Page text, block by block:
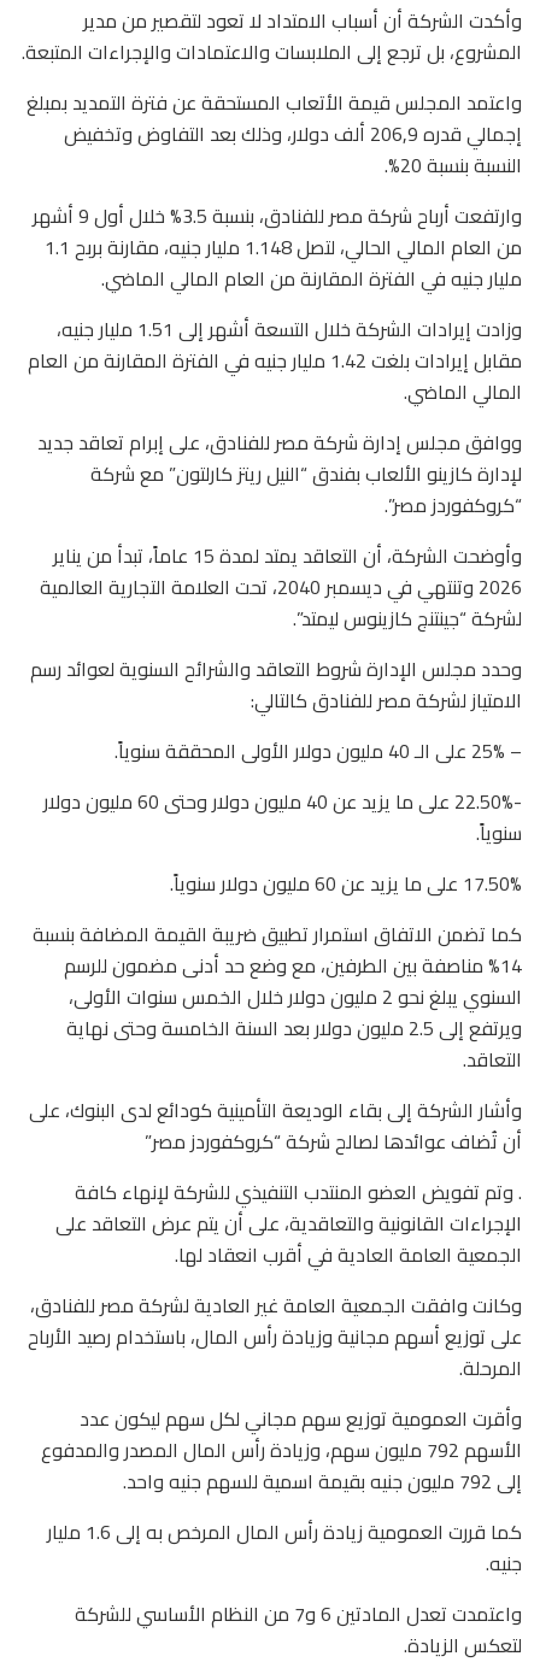
​وأكدت الشركة أن أسباب الامتداد لا تعود لتقصير من مدير
المشروع، بل ترجع إلى الملابسات والاعتمادات والإجراءات المتبعة.
​واعتمد المجلس قيمة الأتعاب المستحقة عن فترة التمديد بمبلغ
إجمالي قدره 206,9 ألف دولار، وذلك بعد التفاوض وتخفيض
النسبة بنسبة 20%.
وارتفعت أرباح شركة مصر للفنادق، بنسبة 3.5% خلال أول 9 أشهر
من العام المالي الحالي، لتصل 1.148 مليار جنيه، مقارنة بربح 1.1
مليار جنيه في الفترة المقارنة من العام المالي الماضي.
وزادت إيرادات الشركة خلال التسعة أشهر إلى 1.51 مليار جنيه،
مقابل إيرادات بلغت 1.42 مليار جنيه في الفترة المقارنة من العام
المالي الماضي.
ووافق مجلس إدارة شركة مصر للفنادق، على إبرام تعاقد جديد
لإدارة كازينو الألعاب بفندق “النيل ريتز كارلتون” مع شركة
“كروكفوردز مصر”.
وأوضحت الشركة، أن التعاقد يمتد لمدة 15 عاماً، تبدأ من يناير
2026 وتنتهي في ديسمبر 2040، تحت العلامة التجارية العالمية
لشركة “جينتنج كازينوس ليمتد”.
وحدد مجلس الإدارة شروط التعاقد والشرائح السنوية لعوائد رسم
الامتياز لشركة مصر للفنادق كالتالي:
– 25% على الـ 40 مليون دولار الأولى المحققة سنوياً.
-22.50% على ما يزيد عن 40 مليون دولار وحتى 60 مليون دولار
سنوياً.
17.50% على ما يزيد عن 60 مليون دولار سنوياً.
كما تضمن الاتفاق استمرار تطبيق ضريبة القيمة المضافة بنسبة
14% مناصفة بين الطرفين، مع وضع حد أدنى مضمون للرسم
السنوي يبلغ نحو 2 مليون دولار خلال الخمس سنوات الأولى،
ويرتفع إلى 2.5 مليون دولار بعد السنة الخامسة وحتى نهاية
التعاقد.
وأشار الشركة إلى بقاء الوديعة التأمينية كودائع لدى البنوك، على
أن تُضاف عوائدها لصالح شركة “كروكفوردز مصر”
. وتم تفويض العضو المنتدب التنفيذي للشركة لإنهاء كافة
الإجراءات القانونية والتعاقدية، على أن يتم عرض التعاقد على
الجمعية العامة العادية في أقرب انعقاد لها.
وكانت وافقت الجمعية العامة غير العادية لشركة مصر للفنادق،
على توزيع أسهم مجانية وزيادة رأس المال، باستخدام رصيد الأرباح
المرحلة.
وأقرت العمومية توزيع سهم مجاني لكل سهم ليكون عدد
الأسهم 792 مليون سهم، وزيادة رأس المال المصدر والمدفوع
إلى 792 مليون جنيه بقيمة اسمية للسهم جنيه واحد.
كما قررت العمومية زيادة رأس المال المرخص به إلى 1.6 مليار
جنيه.
واعتمدت تعدل المادتين 6 و7 من النظام الأساسي للشركة
لتعكس الزيادة.